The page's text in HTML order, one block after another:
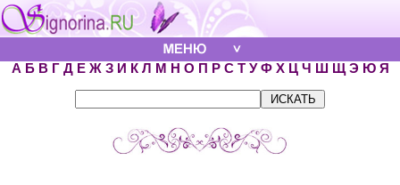
А Б В Г Д Е Ж З И К Л М Н О П Р С Т У Ф Х Ц Ч Ш Щ Э Ю Я